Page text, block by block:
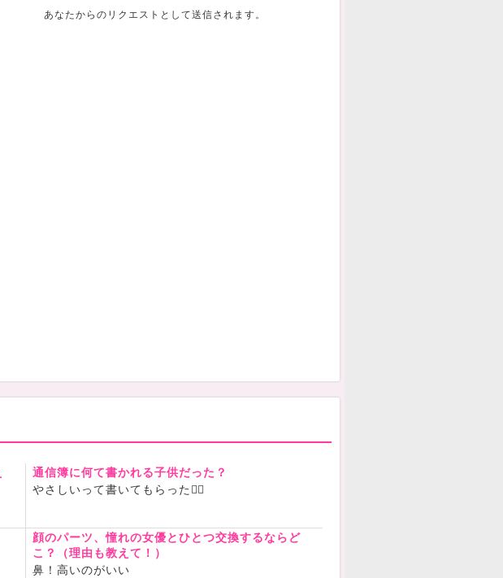
あなたからのリクエストとして送信されます。
通信簿に何て書かれる子供だった？
やさしいって書いてもらった❤️‍🔥
顔のパーツ、憧れの女優とひとつ交換するならど
こ？（理由も教えて！）
鼻！高いのがいい